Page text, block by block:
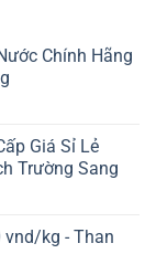
Chính Hãng
Giá Sỉ Lẻ
Trường Sang
vnd/kg - Than